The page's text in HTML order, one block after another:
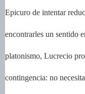
Epicuro de intentar
encontrarles un sentido
platonismo, Lucrecio
contingencia: no